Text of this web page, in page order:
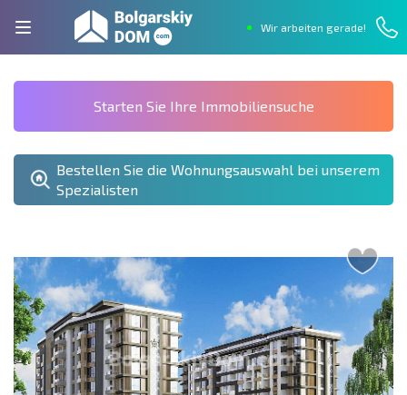
Wir arbeiten gerade!
Starten Sie Ihre Immobiliensuche
Bestellen Sie die Wohnungsauswahl bei unserem
Spezialisten